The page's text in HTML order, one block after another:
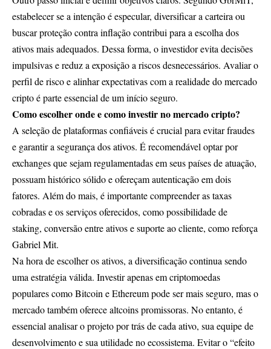
estabelecer se a intenção é especular, diversificar a carteira ou
buscar proteção contra inflação contribui para a escolha dos
ativos mais adequados. Dessa forma, o investidor evita decisões
impulsivas e reduz a exposição a riscos desnecessários. Avaliar o
perfil de risco e alinhar expectativas com a realidade do mercado
cripto é parte essencial de um início seguro.
Como escolher onde e como investir no mercado cripto?
A seleção de plataformas confiáveis é crucial para evitar fraudes
e garantir a segurança dos ativos. É recomendável optar por
exchanges que sejam regulamentadas em seus países de atuação,
possuam histórico sólido e ofereçam autenticação em dois
fatores. Além do mais, é importante compreender as taxas
cobradas e os serviços oferecidos, como possibilidade de
staking, conversão entre ativos e suporte ao cliente, como reforça
Gabriel Mit.
Na hora de escolher os ativos, a diversificação continua sendo
uma estratégia válida. Investir apenas em criptomoedas
populares como Bitcoin e Ethereum pode ser mais seguro, mas o
mercado também oferece altcoins promissoras. No entanto, é
essencial analisar o projeto por trás de cada ativo, sua equipe de
desenvolvimento e sua utilidade no ecossistema. Evitar o “efeito